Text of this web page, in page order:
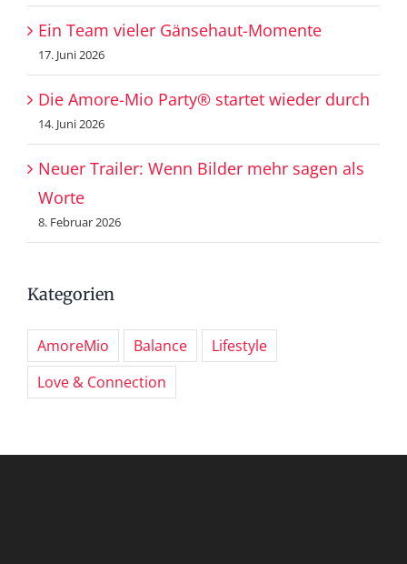
Ein Team vieler Gänsehaut-Momente
17. Juni 2026
Die Amore-Mio Party® startet wieder durch
14. Juni 2026
Neuer Trailer: Wenn Bilder mehr sagen als
Worte
8. Februar 2026
Kategorien
AmoreMio Balance
Lifestyle
Love & Connection